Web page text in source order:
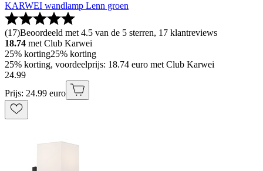
KARWEI wandlamp Lenn groen
(17)Beoordeeld met 4.5 van de 5 sterren, 17 klantreviews
18.74 met Club Karwei
25% korting25% korting
25% korting, voordeelprijs: 18.74 euro met Club Karwei
24.99
Prijs: 24.99 euro